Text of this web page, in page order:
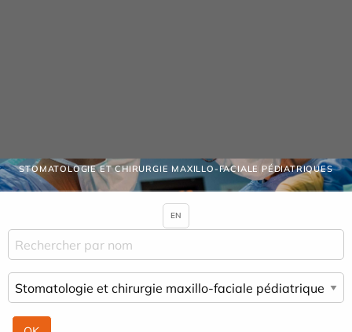
STOMATOLOGIE ET CHIRURGIE MAXILLO-FACIALE PÉDIATRIQUES
EN